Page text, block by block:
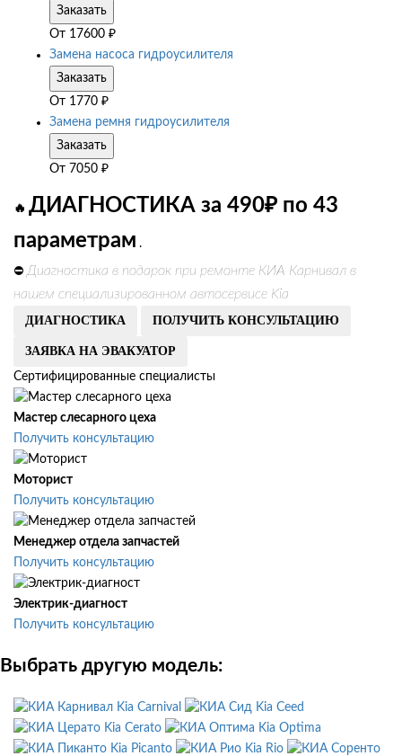
Заказать
От 17600 ₽
Замена насоса гидроусилителя
Заказать
От 1770 ₽
Замена ремня гидроусилителя
Заказать
От 7050 ₽
🔥 ДИАГНОСТИКА за 490₽ по 43
параметрам .
⛔ Диагностика в подарок при ремонте КИА Карнивал в
нашем специализированном автосервисе Kia
ДИАГНОСТИКА ПОЛУЧИТЬ КОНСУЛЬТАЦИЮ
ЗАЯВКА НА ЭВАКУАТОР
Сертифицированные специалисты
Мастер слесарного цеха
Получить консультацию
Моторист
Получить консультацию
Менеджер отдела запчастей
Получить консультацию
Электрик-диагност
Получить консультацию
Выбрать другую модель:
Kia Carnival
Kia Ceed
Kia Cerato
Kia Optima
Kia Picanto
Kia Rio